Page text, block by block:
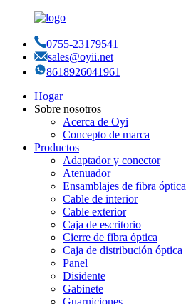
0755-23179541
sales@oyii.net
8618926041961
Hogar
Sobre nosotros
Acerca de Oyi
Concepto de marca
Productos
Adaptador y conector
Atenuador
Ensamblajes de fibra óptica
Cable de interior
Cable exterior
Caja de escritorio
Cierre de fibra óptica
Caja de distribución óptica
Panel
Disidente
Gabinete
Guarniciones